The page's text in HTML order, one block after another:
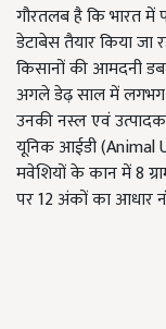
गौरतलब है कि भारत
डेटाबेस तैयार किया
किसानों की आमदनी
अगले डेढ़ साल में लगभग
उनकी नस्ल एवं
यूनिक आईडी (Animal
मवेशियों के कान में 8
पर 12 अंकों का आधार